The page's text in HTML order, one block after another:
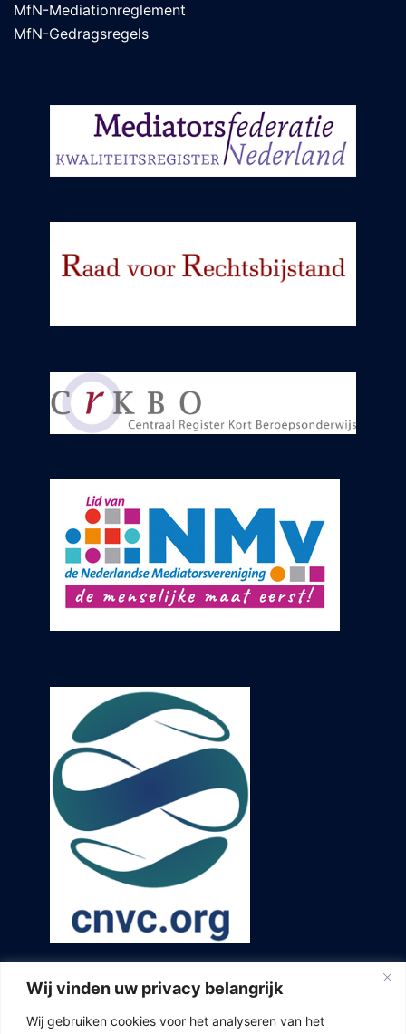
Wij vinden uw privacy belangrijk
Wij gebruiken cookies voor het analyseren van het
MfN-Mediationreglement
MfN-Gedragsregels